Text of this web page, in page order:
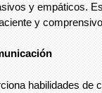
y empáticos.
y
habilidades de